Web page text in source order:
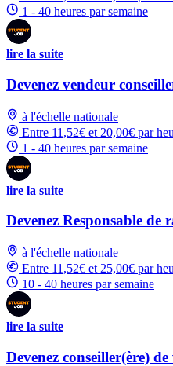
1 - 40 heures par semaine
lire la suite
Devenez vendeur
à l'échelle nationale
Entre 11,52€ et 20,00€ par
1 - 40 heures par semaine
lire la suite
Devenez Responsable
à l'échelle nationale
Entre 11,52€ et 25,00€ par
10 - 40 heures par semaine
lire la suite
Devenez conseiller(ère)